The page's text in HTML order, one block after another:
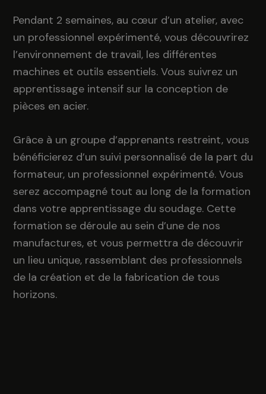
Pendant 2 semaines, au cœur d’un atelier, avec
un professionnel expérimenté, vous découvrirez
l’environnement de travail, les différentes
machines et outils essentiels. Vous suivrez un
apprentissage intensif sur la conception de
pièces en acier.
Grâce à un groupe d’apprenants restreint, vous
bénéficierez d’un suivi personnalisé de la part du
formateur, un professionnel expérimenté. Vous
serez accompagné tout au long de la formation
dans votre apprentissage du soudage. Cette
formation se déroule au sein d’une de nos
manufactures, et vous permettra de découvrir
un lieu unique, rassemblant des professionnels
de la création et de la fabrication de tous
horizons.